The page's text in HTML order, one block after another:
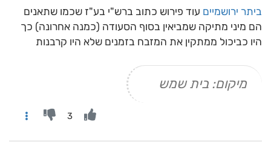
ביתר ירושמיים עוד פירוש כתוב ברש"י בע"ז שכמו שתאנים
הם מיני מתיקה שמביאין בסוף הסעודה (כמנה אחרונה) כך
היו כביכול ממתקין את המזבח בזמנים שלא היו קרבנות
מיקום: בית שמש
3